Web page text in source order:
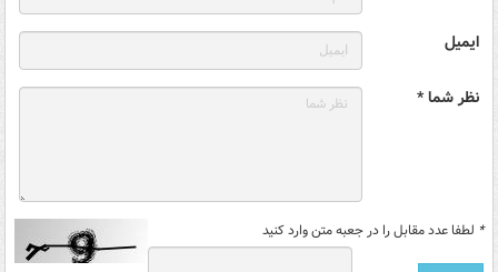
ایمیل
نظر شما *
* لطفا عدد مقابل را در جعبه متن وارد کنید